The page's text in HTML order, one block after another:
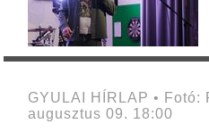
GYULAI HÍRLAP • Fotó:
augusztus 09. 18:00